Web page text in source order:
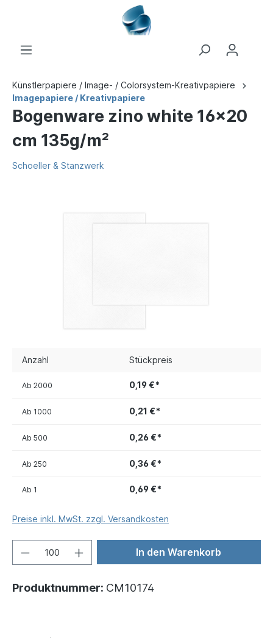
Künstlerpapiere / Image- / Colorsystem-Kreativpapiere
Imagepapiere / Kreativpapiere
Bogenware zino white 16x20
cm 135g/m²
Schoeller & Stanzwerk
Anzahl Stückpreis
Ab 1 0,69 €*
Ab 250 0,36 €*
Ab 500 0,26 €*
Ab 1000 0,21 €*
Ab 2000 0,19 €*
Preise inkl. MwSt. zzgl. Versandkosten
In den Warenkorb
Produktnummer: CM10174